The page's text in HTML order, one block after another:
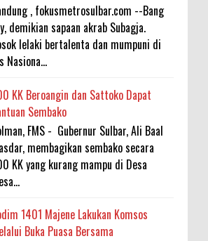
, fokusmetrosulbar.com --Bang
demikian sapaan akrab Subagja.
lelaki bertalenta dan mumpuni di
Nasiona...
KK Beroangin dan Sattoko Dapat
Sembako
FMS - Gubernur Sulbar, Ali Baal
membagikan sembako secara
KK yang kurang mampu di Desa
1401 Majene Lakukan Komsos
Buka Puasa Bersama